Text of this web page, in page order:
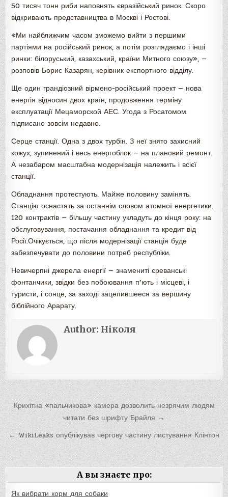
50 тисяч тонн риби наповнять євразійський ринок. Скоро
відкривають представництва в Москві і Ростові.
«Ми найближчим часом зможемо вийти з першими
партіями на російський ринок, а потім розглядаємо і інші
ринки: білоруський, казахський, країни Митного союзу», —
розповів Борис Казарян, керівник експортного відділу.
Ще один грандіозний вірмено-російський проект — нова
енергія відносин двох країн, продовження терміну
експлуатації Мецаморской АЕС. Угода з Росатомом
підписано зовсім недавно.
Серце станції. Одна з двох турбін. З неї знято захисний
кожух, зупинений і весь енергоблок — на плановий ремонт.
А незабаром масштабна модернізація належить і всієї
станції.
Обладнання протестують. Майже половину замінять.
Станцію оснастять за останнім словом атомної енергетики.
120 контрактів — більшу частину укладуть до кінця року: на
обслуговування, постачання обладнання та кредит від
Росії.Очікується, що після модернізації станція буде
забезпечувати до половини потреб республіки.
Невичерпні джерела енергії — знамениті єреванські
фонтанчики, звідки без побоювання п’ють і місцеві, і
туристи, і сонце, за заході зацепившееся за вершину
біблійного Арарату.
Author: Ніколя
Навигация
по
записям
Крихітна «пальчикова» камера дозволить незрячим людям
читати без шрифту Брайля →
← WikiLeaks опублікував чергову частину листування Клінтон
А вы знаєте про:
Як вибрати корм для собаки